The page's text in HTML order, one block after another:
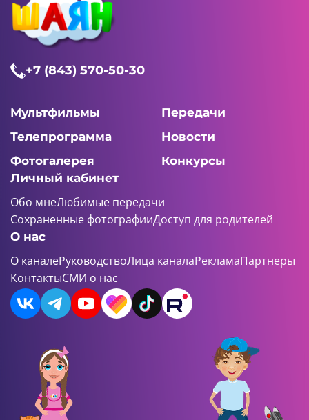
+7 (843) 570-50-30
Мультфильмы
Передачи
Телепрограмма
Новости
Фотогалерея
Конкурсы
Личный кабинет
Обо мнеЛюбимые передачи
Сохраненные фотографииДоступ для родителей
О нас
О каналеРуководствоЛица каналаРекламаПартнеры
КонтактыСМИ о нас